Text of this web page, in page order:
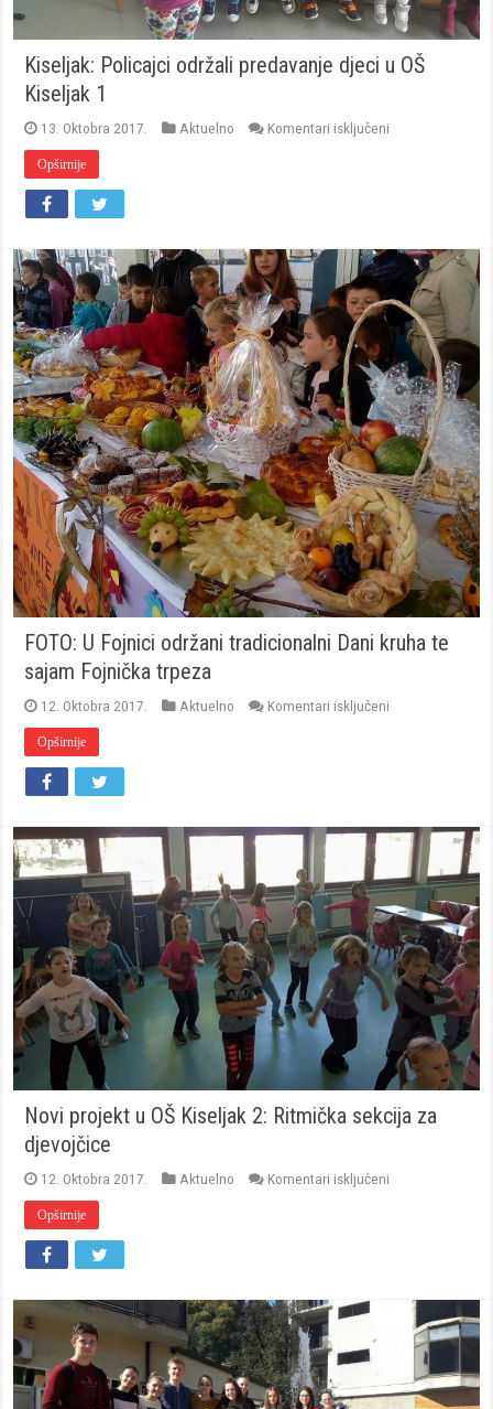
Kiseljak: Policajci održali predavanje djeci u OŠ
Kiseljak 1
13. Oktobra 2017. Aktuelno Komentari isključeni
OŠ
Kiseljak
Opširnije
FOTO: U Fojnici održani tradicionalni Dani kruha te
sajam Fojnička trpeza
12. Oktobra 2017. Aktuelno Komentari isključeni
kruha
te
sajam
Fojnička
trpeza
Opširnije
Novi projekt u OŠ Kiseljak 2: Ritmička sekcija za
djevojčice
12. Oktobra 2017. Aktuelno Komentari isključeni
Ritmička
sekcija
djevojčice
Opširnije